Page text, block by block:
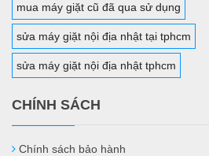
mua máy giặt cũ đã qua sử dụng
sửa máy giặt nội địa nhật tại tphcm
sửa máy giặt nội địa nhật tphcm
CHÍNH SÁCH
Chính sách bảo hành